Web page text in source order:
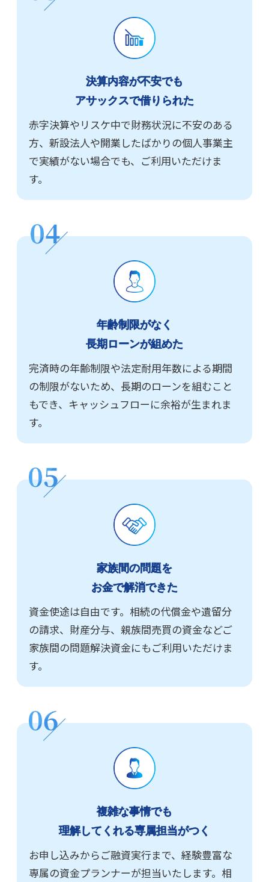
決算内容が不安でも
アサックスで借りられた
赤字決算やリスケ中で財務状況に不安のある
方、新設法人や開業したばかりの個人事業主
で実績がない場合でも、ご利用いただけま
す。
年齢制限がなく
長期ローンが組めた
完済時の年齢制限や法定耐用年数による期間
の制限がないため、長期のローンを組むこと
もでき、キャッシュフローに余裕が生まれま
す。
家族間の問題を
お金で解消できた
資金使途は自由です。相続の代償金や遺留分
の請求、財産分与、親族間売買の資金などご
家族間の問題解決資金にもご利用いただけま
す。
複雑な事情でも
理解してくれる専属担当がつく
お申し込みからご融資実行まで、経験豊富な
専属の資金プランナーが担当いたします。相